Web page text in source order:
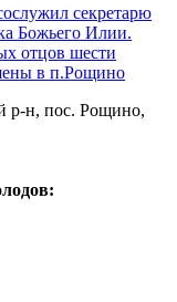
секретарю
Божьего Илии.
отцов шести
в п.Рощино
р-н, пос. Рощино,